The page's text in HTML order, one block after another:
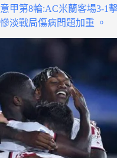
意甲第8輪:AC米蘭客場3-1
慘淡戰局傷病問題加重 。